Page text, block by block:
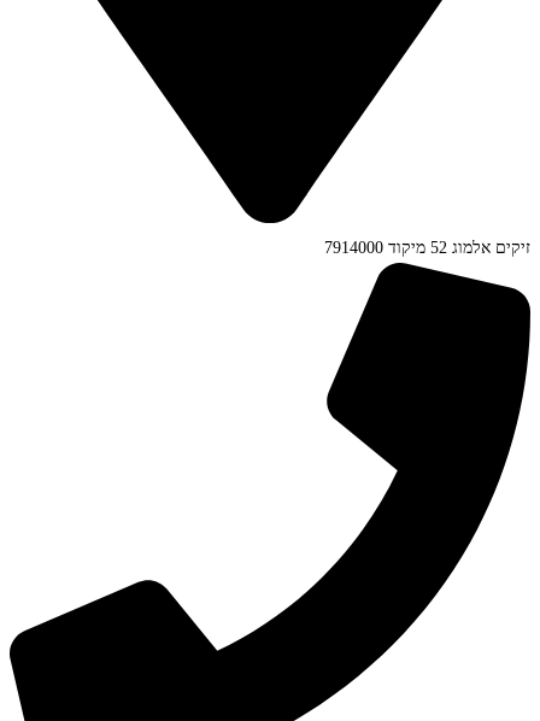
זיקים אלמוג 52 מיקוד 7914000